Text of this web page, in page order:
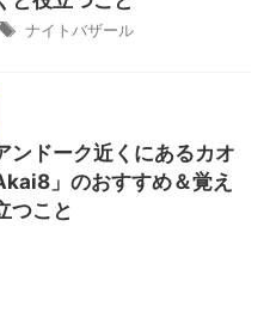
ナイトバザール
ンドーク近くにあるカオ
」のおすすめ＆覚え
つこと